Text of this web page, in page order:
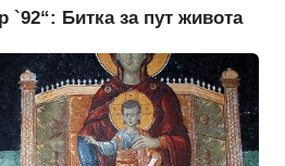
`92“: Битка за пут живота